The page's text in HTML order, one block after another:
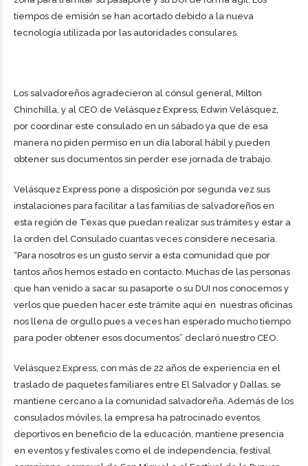
tiempos de emisión se han acortado debido a la nueva
tecnología utilizada por las autoridades consulares.
Los salvadoreños agradecieron al cónsul general, Milton
Chinchilla, y al CEO de Velásquez Express, Edwin Velásquez,
por coordinar este consulado en un sábado ya que de esa
manera no piden permiso en un día laboral hábil y pueden
obtener sus documentos sin perder ese jornada de trabajo.
Velásquez Express pone a disposición por segunda vez sus
instalaciones para facilitar a las familias de salvadoreños en
esta región de Texas que puedan realizar sus trámites y estar a
la orden del Consulado cuantas veces considere necesaria.
“Para nosotros es un gusto servir a esta comunidad que por
tantos años hemos estado en contacto. Muchas de las personas
que han venido a sacar su pasaporte o su DUI nos conocemos y
verlos que pueden hacer este trámite aquí en nuestras oficinas
nos llena de orgullo pues a veces han esperado mucho tiempo
para poder obtener esos documentos” declaró nuestro CEO.
Velásquez Express, con más de 22 años de experiencia en el
traslado de paquetes familiares entre El Salvador y Dallas, se
mantiene cercano a la comunidad salvadoreña. Además de los
consulados móviles, la empresa ha patrocinado eventos
deportivos en beneficio de la educación, mantiene presencia
en eventos y festivales como el de independencia, festival